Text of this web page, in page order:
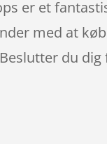
er et
med at
du